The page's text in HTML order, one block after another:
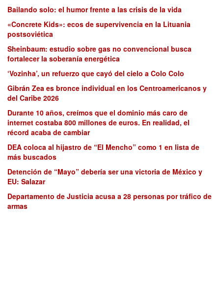
Bailando solo: el humor frente a las crisis de la vida
«Concrete Kids»: ecos de supervivencia en la Lituania
postsoviética
Sheinbaum: estudio sobre gas no convencional busca
fortalecer la soberanía energética
‘Vozinha’, un refuerzo que cayó del cielo a Colo Colo
Gibrán Zea es bronce individual en los Centroamericanos y
del Caribe 2026
Durante 10 años, creímos que el dominio más caro de
internet costaba 800 millones de euros. En realidad, el
récord acaba de cambiar
DEA coloca al hijastro de “El Mencho” como 1 en lista de
más buscados
Detención de “Mayo” debería ser una victoria de México y
EU: Salazar
Departamento de Justicia acusa a 28 personas por tráfico de
armas